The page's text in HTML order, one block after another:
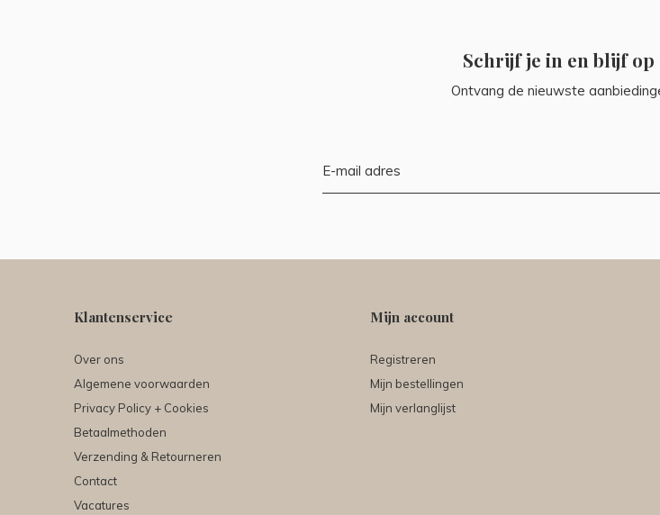
Schrijf je in en blijf op
Ontvang de nieuwste
Klantenservice
Over ons
Algemene voorwaarden
Privacy Policy + Cookies
Betaalmethoden
Verzending & Retourneren
Contact
Vacatures
Mijn account
Registreren
Mijn bestellingen
Mijn verlanglijst